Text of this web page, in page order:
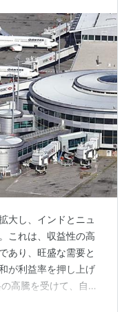
臨むところまでにイス
になるという展開で終
した」イスラエルの受
ソ連製ミサイルの威力
た。
符を打ったことでメン
スラエルとの単独講
られない。また、数
of Attrition（消耗
めることが多い
大し、インドとニュ
これは、収益性の高
あり、旺盛な需要と
が利益率を押し上げ
高騰を受けて、自社